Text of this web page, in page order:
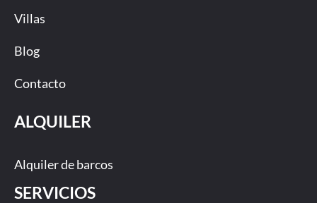
Villas
Blog
Contacto
ALQUILER
Alquiler de barcos
SERVICIOS